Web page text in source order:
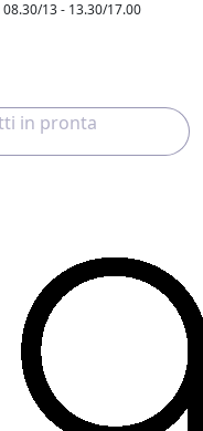
08.30/13 - 13.30/17.00
in pronta